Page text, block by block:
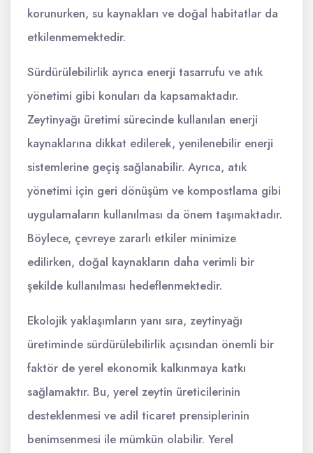
korunurken, su kaynakları ve doğal habitatlar da
etkilenmemektedir.
Sürdürülebilirlik ayrıca enerji tasarrufu ve atık
yönetimi gibi konuları da kapsamaktadır.
Zeytinyağı üretimi sürecinde kullanılan enerji
kaynaklarına dikkat edilerek, yenilenebilir enerji
sistemlerine geçiş sağlanabilir. Ayrıca, atık
yönetimi için geri dönüşüm ve kompostlama gibi
uygulamaların kullanılması da önem taşımaktadır.
Böylece, çevreye zararlı etkiler minimize
edilirken, doğal kaynakların daha verimli bir
şekilde kullanılması hedeflenmektedir.
Ekolojik yaklaşımların yanı sıra, zeytinyağı
üretiminde sürdürülebilirlik açısından önemli bir
faktör de yerel ekonomik kalkınmaya katkı
sağlamaktır. Bu, yerel zeytin üreticilerinin
desteklenmesi ve adil ticaret prensiplerinin
benimsenmesi ile mümkün olabilir. Yerel